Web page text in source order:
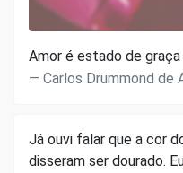
Amor é estado de
Carlos Drummond de
Já ouvi falar que a cor
disseram ser dourado.